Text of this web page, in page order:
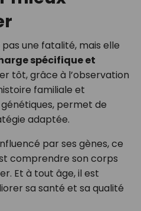
pas une fatalité, mais elle
spécifique et
tôt, grâce à l’observation
familiale et
permet de
adaptée.
par ses gènes, ce
comprendre son corps
Et à tout âge, il est
sa santé et sa qualité